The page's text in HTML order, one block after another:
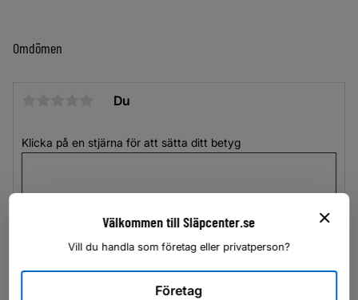
Omdömen
Du
Klicka på en stjärna för att sätta ditt betyg
Välkommen till Släpcenter.se
Vill du handla som företag eller privatperson?
Företag